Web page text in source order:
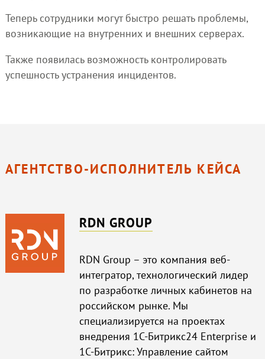
Теперь сотрудники могут быстро решать проблемы,
возникающие на внутренних и внешних серверах.
Также появилась возможность контролировать
успешность устранения инцидентов.
АГЕНТСТВО-ИСПОЛНИТЕЛЬ КЕЙСА
RDN GROUP
RDN Group – это компания веб-
интегратор, технологический лидер
по разработке личных кабинетов на
российском рынке. Мы
специализируется на проектах
внедрения 1С-Битрикс24 Enterprise и
1С-Битрикс: Управление сайтом